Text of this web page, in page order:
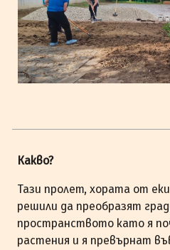
Какво?
Тази пролет, хората от
решили да преобразят
пространството като я
растения и я превърнат